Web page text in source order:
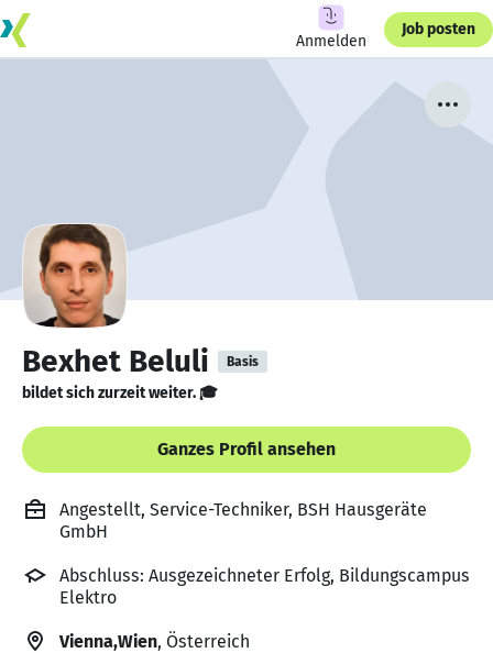
Anmelden
Job posten
Bexhet Beluli Basis
bildet sich zurzeit weiter. 🎓
Ganzes Profil ansehen
Angestellt, Service-Techniker, BSH Hausgeräte
GmbH
Abschluss: Ausgezeichneter Erfolg, Bildungscampus
Elektro
Vienna,Wien, Österreich